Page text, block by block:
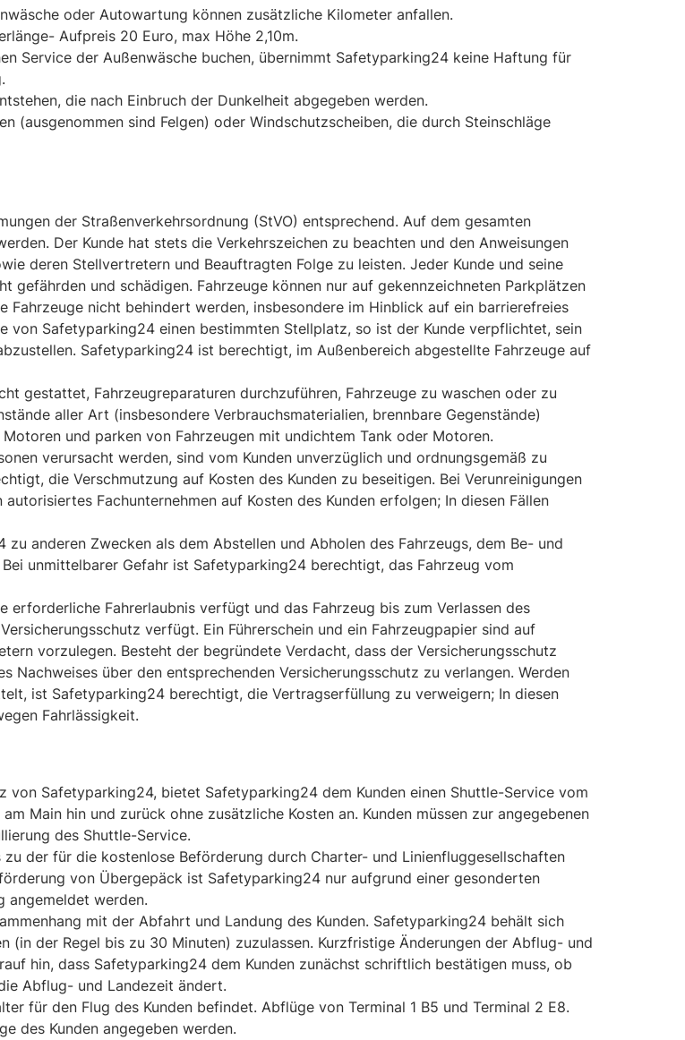
oder Autowartung können zusätzliche Kilometer anfallen.
Aufpreis 20 Euro, max Höhe 2,10m.
Service der Außenwäsche buchen, übernimmt Safetyparking24 keine Haftung für
die nach Einbruch der Dunkelheit abgegeben werden.
(ausgenommen sind Felgen) oder Windschutzscheiben, die durch Steinschläge
der Straßenverkehrsordnung (StVO) entsprechend. Auf dem gesamten
Der Kunde hat stets die Verkehrszeichen zu beachten und den Anweisungen
deren Stellvertretern und Beauftragten Folge zu leisten. Jeder Kunde und seine
gefährden und schädigen. Fahrzeuge können nur auf gekennzeichneten Parkplätzen
Fahrzeuge nicht behindert werden, insbesondere im Hinblick auf ein barrierefreies
von Safetyparking24 einen bestimmten Stellplatz, so ist der Kunde verpflichtet, sein
Safetyparking24 ist berechtigt, im Außenbereich abgestellte Fahrzeuge auf
gestattet, Fahrzeugreparaturen durchzuführen, Fahrzeuge zu waschen oder zu
aller Art (insbesondere Verbrauchsmaterialien, brennbare Gegenstände)
und parken von Fahrzeugen mit undichtem Tank oder Motoren.
verursacht werden, sind vom Kunden unverzüglich und ordnungsgemäß zu
die Verschmutzung auf Kosten des Kunden zu beseitigen. Bei Verunreinigungen
Fachunternehmen auf Kosten des Kunden erfolgen; In diesen Fällen
anderen Zwecken als dem Abstellen und Abholen des Fahrzeugs, dem Be- und
unmittelbarer Gefahr ist Safetyparking24 berechtigt, das Fahrzeug vom
erforderliche Fahrerlaubnis verfügt und das Fahrzeug bis zum Verlassen des
verfügt. Ein Führerschein und ein Fahrzeugpapier sind auf
vorzulegen. Besteht der begründete Verdacht, dass der Versicherungsschutz
über den entsprechenden Versicherungsschutz zu verlangen. Werden
ist Safetyparking24 berechtigt, die Vertragserfüllung zu verweigern; In diesen
Fahrlässigkeit.
von Safetyparking24, bietet Safetyparking24 dem Kunden einen Shuttle-Service vom
Main hin und zurück ohne zusätzliche Kosten an. Kunden müssen zur angegebenen
des Shuttle-Service.
der für die kostenlose Beförderung durch Charter- und Linienfluggesellschaften
von Übergepäck ist Safetyparking24 nur aufgrund einer gesonderten
angemeldet werden.
mit der Abfahrt und Landung des Kunden. Safetyparking24 behält sich
(in der Regel bis zu 30 Minuten) zuzulassen. Kurzfristige Änderungen der Abflug- und
hin, dass Safetyparking24 dem Kunden zunächst schriftlich bestätigen muss, ob
Abflug- und Landezeit ändert.
für den Flug des Kunden befindet. Abflüge von Terminal 1 B5 und Terminal 2 E8.
des Kunden angegeben werden.